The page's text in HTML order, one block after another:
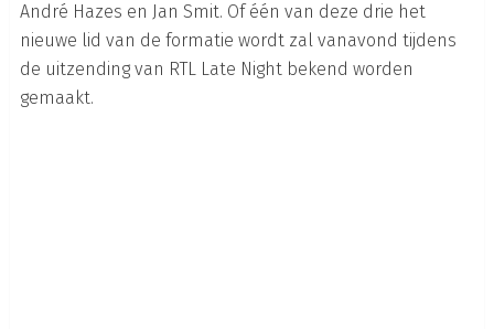
André Hazes en Jan Smit. Of één van deze drie het
nieuwe lid van de formatie wordt zal vanavond tijdens
de uitzending van RTL Late Night bekend worden
gemaakt.